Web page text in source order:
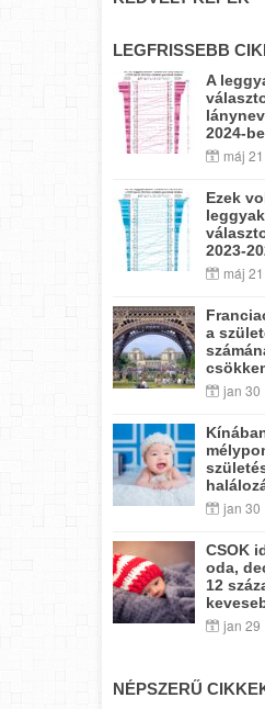
LEGFRISSEBB
A
2024-
máj 21
Ezek
2023-
máj 21
a
jan 30
jan 30
CSOK
oda,
12
jan 29
NÉPSZERŰ